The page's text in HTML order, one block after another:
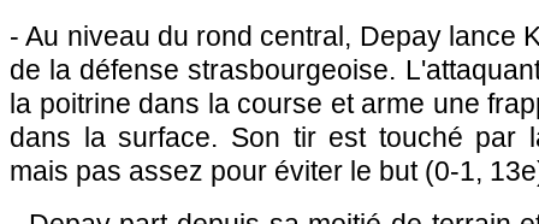
- Au niveau du rond central, Depay lance
de la défense strasbourgeoise.
la poitrine dans la course et arme une
dans la surface. Son tir est touché par
mais pas assez pour éviter le but (0-1,